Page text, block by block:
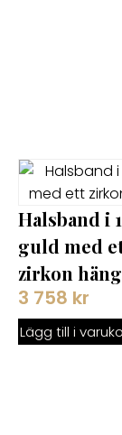
Halsband i
guld med
zirkon
3 758 kr
Lägg till i